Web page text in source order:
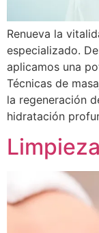
Renueva la
especializado.
aplicamos una
Técnicas de
la regeneración
hidratación